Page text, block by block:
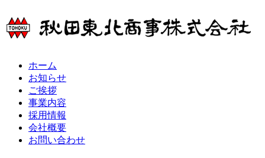
ホーム
お知らせ
ご挨拶
事業内容
採用情報
会社概要
お問い合わせ